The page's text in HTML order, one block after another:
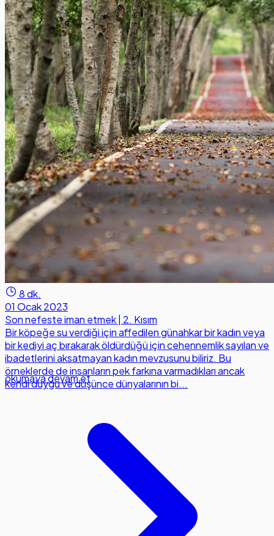
8 dk.
01 Ocak 2023
Son nefeste iman etmek | 2. Kısım
Bir köpeğe su verdiği için affedilen günahkar bir kadın veya
bir kediyi aç bırakarak öldürdüğü için cehennemlik sayılan ve
ibadetlerini aksatmayan kadın mevzusunu biliriz. Bu
örneklerde de insanların pek farkına varmadıkları ancak
kendi duygu ve düşünce dünyalarının bi...
okumaya devam et